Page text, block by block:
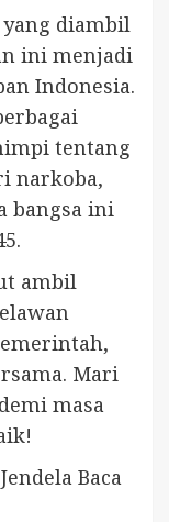
diambil
ini menjadi
Indonesia.
tentang
narkoba,
bangsa ini
ambil
Mari
masa
Baca